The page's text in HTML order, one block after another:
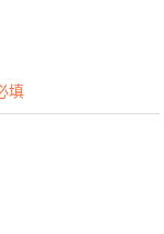
填